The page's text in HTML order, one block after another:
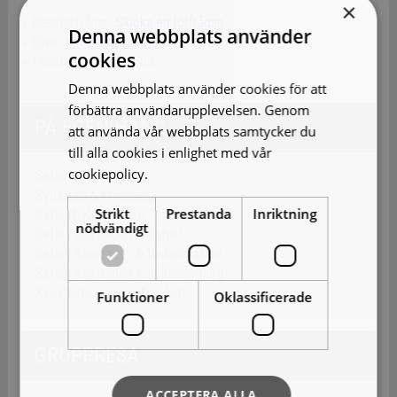
info@aobtravel.se
» Telefon: 040-45 69 30
PÅ EGEN HAND
Safari & Mauritius!
Sydafrika & kryssning!
Safari & Kapstaden!
Safari, Kapstaden & Dubai!
Safari, Kapstaden & Viktoriafallen!
Kapstaden, vin, val & safari!
GRUPPRESA
×
Denna webbplats använder
cookies
Denna webbplats använder cookies för att
förbättra användarupplevelsen. Genom
att använda vår webbplats samtycker du
till alla cookies i enlighet med vår
cookiepolicy.
Strikt
nödvändigt
Prestanda Inriktning
Funktioner Oklassificerade